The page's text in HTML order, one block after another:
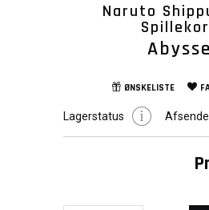
Naruto
Abysse
ØNSKELISTE
Lagerstatus